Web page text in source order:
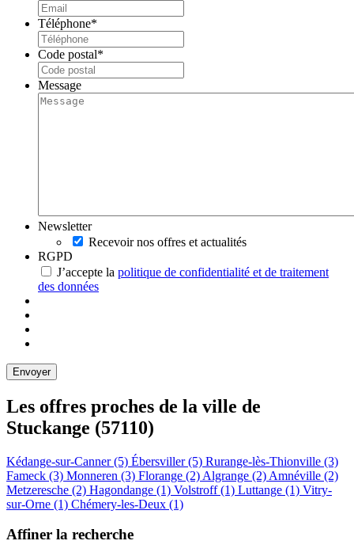
Téléphone*
Code postal*
Message
Newsletter
Recevoir nos offres et actualités
RGPD
J’accepte la politique de confidentialité et de traitement
des données
Les offres proches de la ville de
Stuckange (57110)
Kédange-sur-Canner (5) Ébersviller (5) Rurange-lès-Thionville (3)
Fameck (3) Monneren (3) Florange (2) Algrange (2) Amnéville (2)
Metzeresche (2) Hagondange (1) Volstroff (1) Luttange (1) Vitry-
sur-Orne (1) Chémery-les-Deux (1)
Affiner la recherche